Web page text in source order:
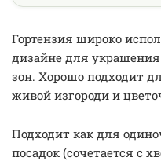
Гортензия широко
дизайне для
зон. Хорошо подходит
живой изгороди и
Подходит как для
посадок (сочетается с